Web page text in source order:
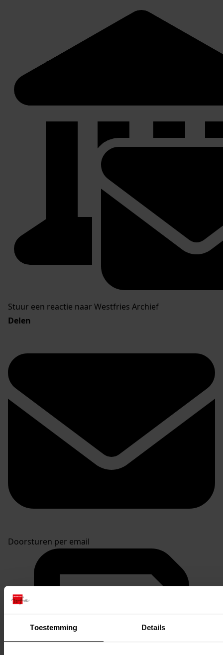
Toestemming Details
Stuur een reactie naar Westfries Archief
Delen
Doorsturen per email